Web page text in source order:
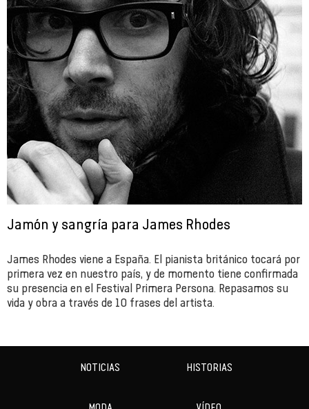
Jamón y sangría para James Rhodes
James Rhodes viene a España. El pianista británico tocará por
primera vez en nuestro país, y de momento tiene confirmada
su presencia en el Festival Primera Persona. Repasamos su
vida y obra a través de 10 frases del artista.
NOTICIAS HISTORIAS